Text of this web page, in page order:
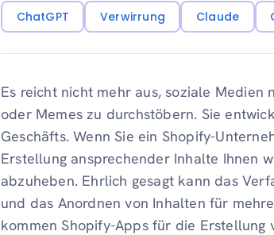
ChatGPT Verwirrung Claude
Es reicht nicht mehr aus, soziale Medien
oder Memes zu durchstöbern. Sie
Geschäfts. Wenn Sie ein Shopify-
Erstellung ansprechender Inhalte Ihnen
abzuheben. Ehrlich gesagt kann das
und das Anordnen von Inhalten für
kommen Shopify-Apps für die